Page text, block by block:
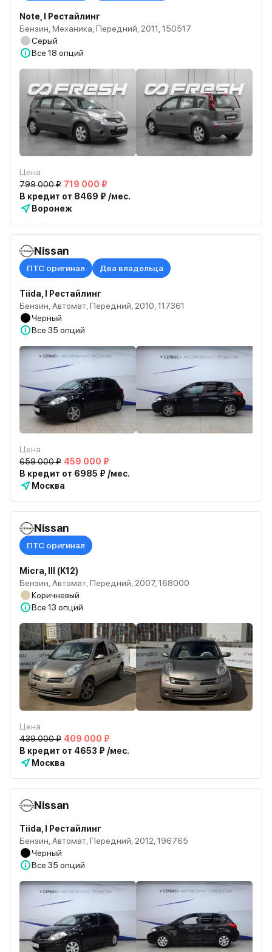
Note, I Рестайлинг
Бензин, Механика, Передний, 2011, 150517
Серый
Все 18 опций
Цена
799 000 ₽ 719 000 ₽
В кредит от 8469 ₽ /мес.
Воронеж
Nissan
ПТС оригинал Два владельца
Tiida, I Рестайлинг
Бензин, Автомат, Передний, 2010, 117361
Черный
Все 35 опций
Цена
659 000 ₽ 459 000 ₽
В кредит от 6985 ₽ /мес.
Москва
Nissan
ПТС оригинал
Micra, III (K12)
Бензин, Автомат, Передний, 2007, 168000
Коричневый
Все 13 опций
Цена
439 000 ₽ 409 000 ₽
В кредит от 4653 ₽ /мес.
Москва
Nissan
Tiida, I Рестайлинг
Бензин, Автомат, Передний, 2012, 196765
Черный
Все 35 опций